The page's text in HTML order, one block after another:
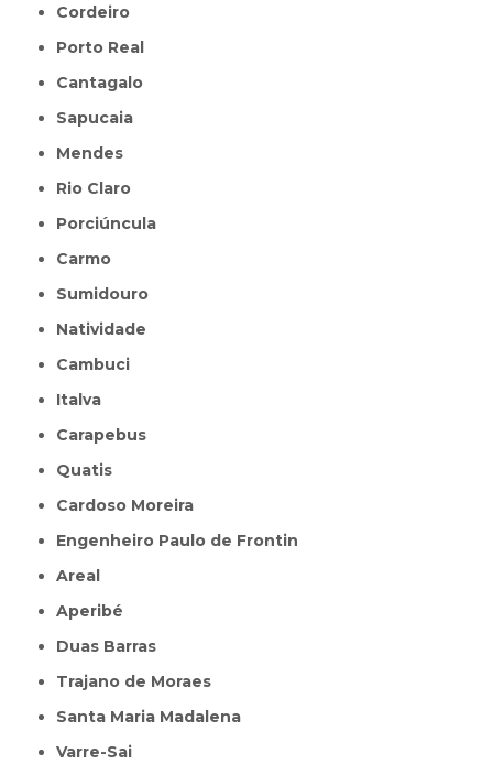
Cordeiro
Porto Real
Cantagalo
Sapucaia
Mendes
Rio Claro
Porciúncula
Carmo
Sumidouro
Natividade
Cambuci
Italva
Carapebus
Quatis
Cardoso Moreira
Engenheiro Paulo de Frontin
Areal
Aperibé
Duas Barras
Trajano de Moraes
Santa Maria Madalena
Varre-Sai